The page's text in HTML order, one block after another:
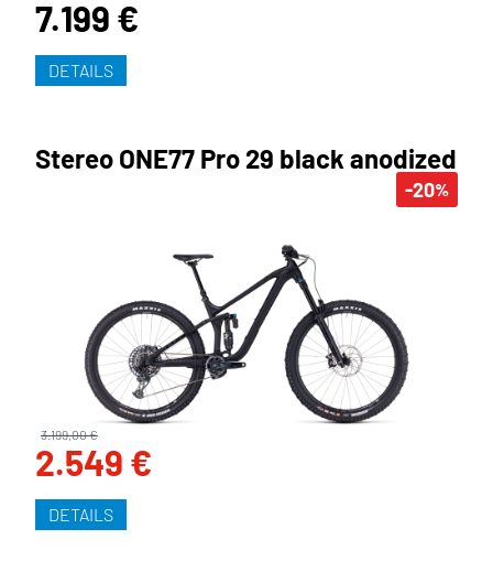
7.199 €
DETAILS
-20%
Stereo ONE77 Pro 29 black anodized
2.549 €
3.199,00 €
DETAILS